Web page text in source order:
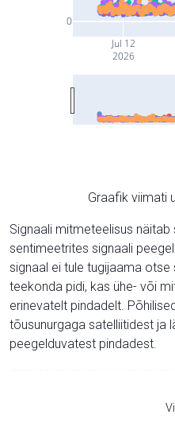
Jul 12
2026
0
Graafik viimati
Signaali mitmeteelisus
sentimeetrites signaali
signaal ei tule tugijaama
teekonda pidi, kas ühe- või
erinevatelt pindadelt.
tõusunurgaga satelliitidest ja
peegelduvatest pindadest.